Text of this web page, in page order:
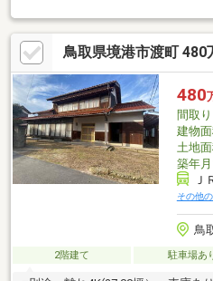
メールでご希望日をお知らせくだ
震補強工事●標準シロアリ防除工事
漏り点検、設備点検●外構・外装駐
ステムキッチン交換、ユニットバ
台交換●内装間取変更、室内ドア（
ューズボックス交換、クロス張替え
鳥取県境港市渡町 480
480
間取り
建物
土地
築年月
その他
鳥
2階建て 駐車場あ